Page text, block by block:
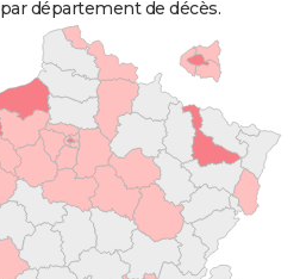
département de décès.